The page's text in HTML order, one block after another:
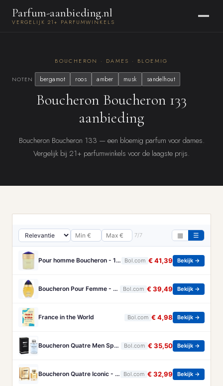
Parfum-aanbieding.nl
VERGELIJK 21+ PARFUMWINKELS
BOUCHERON · DAMES · BLOEMIG
NOTEN bergamot roos amber musk sandelhout
Boucheron Boucheron 133
aanbieding
Boucheron Boucheron 133 — een bloemig parfum voor dames.
Vergelijk bij 21+ parfumwinkels voor de laagste prijs.
7/7 ▦ ☰
Pour homme Boucheron - 100 ml - Eau de parfum Bol.com € 41,39 Bekijk →
Boucheron Pour Femme - 100ml - Eau de toilette Bol.com € 39,49 Bekijk →
France in the World Bol.com € 4,98 Bekijk →
Boucheron Quatre Men Spray - 100 ml - Eau De Toilette Bol.com € 35,50 Bekijk →
Boucheron Quatre Iconic - 50 ml - eau de parfum spray - damesparfum Bol.com € 32,99 Bekijk →